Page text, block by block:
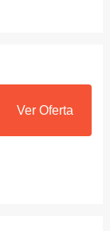
Ver Oferta